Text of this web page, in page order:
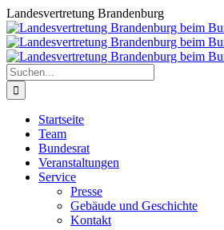
Zum
Inhalt
springen
Landesvertretung Brandenburg
Suche
nach:
Startseite
Team
Bundesrat
Veranstaltungen
Service
Presse
Gebäude und Geschichte
Kontakt